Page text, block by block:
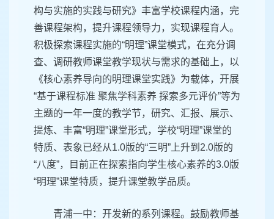
构与实施的实践与研究》丰富学校课程内涵，完
善课程架构，提升课程领导力，实现课程育人。
积极探索课程实施的“明理”课堂模式，在充分调
查、调研教师课堂教学现状与需求的基础上，以
《核心素养导向的明理课堂实践》为载体，开展
“基于课程标准 聚焦学科素养 探索多元评价”等为
主题的一年一度的教学节，研究、汇报、展示、
提炼、丰富“明理”课堂形式，学校“明理”课堂的
特质、表象已经从1.0版的“三明”上升到2.0版的
“八度”，目前正在探索指向学生核心素养的3.0版
“明理”课堂特质，提升课堂教学品质。
青浦一中：开发新的系列课程。鼓励教师基